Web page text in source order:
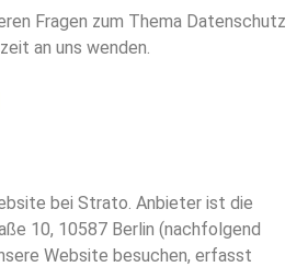
Fragen zum Thema Datenschutz
an uns wenden.
bei Strato. Anbieter ist die
10, 10587 Berlin (nachfolgend
Website besuchen, erfasst